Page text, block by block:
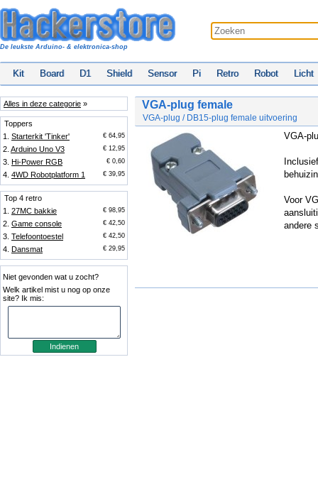
De leukste Arduino- & elektronica-shop
Kit Board D1 Shield Sensor Pi Retro Robot Licht
Alles in deze categorie »
Toppers
1. Starterkit 'Tinker' € 64,95
2. Arduino Uno V3 € 12,95
3. Hi-Power RGB € 0,60
4. 4WD Robotplatform 1 € 39,95
Top 4 retro
1. 27MC bakkie € 98,95
2. Game console € 42,50
3. Telefoontoestel € 42,50
4. Dansmat € 29,95
Niet gevonden wat u zocht?
Welk artikel mist u nog op onze
site? Ik mis:
VGA-plug female
VGA-plug / DB15-plug female uitvoering
VGA-
Voor
andere